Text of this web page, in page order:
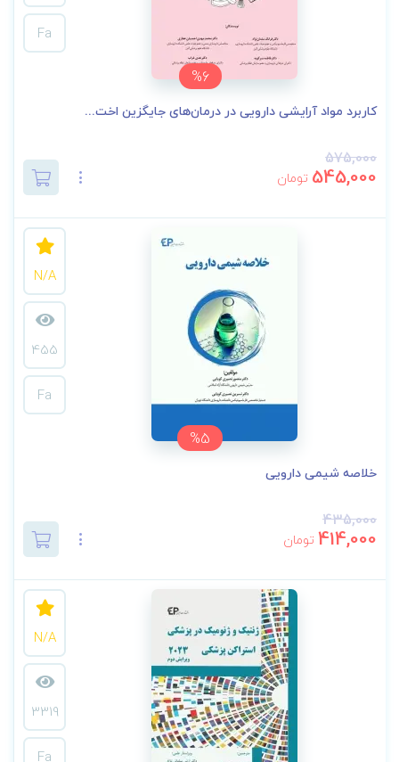
%6
Fa
کاربرد مواد آرایشی دارویی در درمان‌های جایگزین اخت...
575,000
545,000 تومان
%5
N/A
455
Fa
خلاصه شیمی دارویی
435,000
414,000 تومان
N/A
3319
Fa